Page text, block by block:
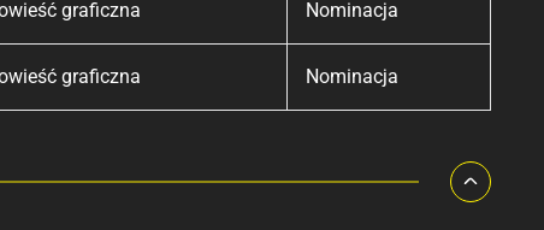
graficzna Nominacja
graficzna Nominacja